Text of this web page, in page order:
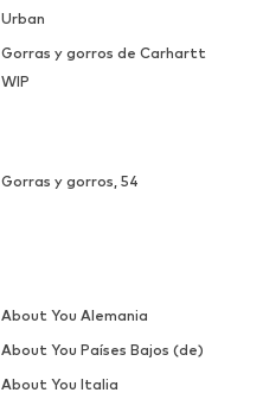
Urban
Gorras y gorros de Carhartt
WIP
Gorras y gorros, 54
About You Alemania
About You Países Bajos (de)
About You Italia